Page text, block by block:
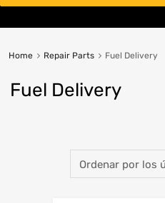
Home Repair Parts Fuel Delivery
Fuel Delivery